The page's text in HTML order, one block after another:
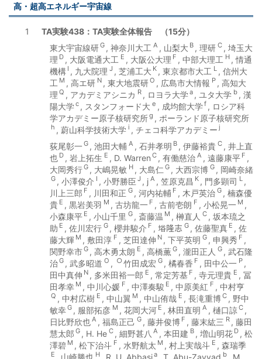
高・超高エネルギー宇宙線
1
TA実験438：TA実験全体報告 （15分）
東大宇宙線研G , 神奈川大工 A , 山梨大 B , 理研 C , 埼玉大
理 D , 大阪電通大工 E , 大阪公大理 F , 中部大理工 H , 情通
機構 I , 九大院理 J , 芝浦工大 K , 東京都市大工 L , 信州大
工 M , 高エ研 N , 東大地震研O , 広島市大情報 P , 高知大
理 Q , アカデミアシニカ R , ロヨラ大学a , ユタ大学 b , 漢
陽大学c , スタンフォード大 e , 成均館大学f , ロシア科
学アカデミー原子核研究所g , ポーランド原子核研究所
h , 蔚山科学技術大学 i , チェコ科学アカデミー j
荻尾彰一G , 池田大輔 A , 石井孝明 B , 伊藤裕貴 C , 井上直
也 D , 岩上拓生 E , D. Warren C , 有働慈治 A , 遠藤康平 F ,
大岡秀行G , 大嶋晃敏 H , 大島仁 G , 大西宗博 G , 岡崎奈緒
G , 小澤俊介 I , 小野勝臣 J , j A , 笠原克昌 K , 門多顕司 L ,
川上三郎 F , 川田和正 G , 河内祐輔 F , 木戸英治 G , 楠森優
貴 E , 黒岩美羽 M , 古坊龍一 F , 古前壱朗 F , 小松晃一 M ,
小森康平 E , 小山千里 G , 斎藤温 M , 榊直人 C , 坂本琉之
助 E , 佐川宏行 G , 櫻井駿介 F , 﨏隆志 G , 佐藤聖真 E , 佐
藤大輝 M , 敷田淳 F , 芝田達伸 N , 下平英明 G , 申興秀 F ,
関野幸市G , 高木勇太朗 E , 高橋薫G , 瀧田正人 G , 武石隆
治G , 武多昭道 O , ○竹田成宏 G , 橘春香 F , 田中公一 P ,
田中真伸 N , 多米田裕一郎 E , 常定芳基 F , 寺元理貴 E , 冨
田孝幸 M , 中川心媛 F , 中澤奏駿 E , 中原美紅 F , 中村亨
Q , 中村広樹 E , 中山翼 M , 中山侑哉 E , 長滝重博C , 野中
敏幸G , 服部拓彦 M , 花岡大河 E , 林田直明 A , 樋口諒C ,
日比野欣也A , 福島正己 G , 藤井俊博 F , 藤末紘三 R , 藤田
慧太郎 G , H. He C , 細野甚八 A , 本田建 B , 増山明花 D , 松
澤碧 M , 松下治斗 F , 水野航太 M , 村上実哉斗 E , 森瑞季
E , 山崎勝也 H , R. U. Abbasia , T. Abu-Zayyad b , M.